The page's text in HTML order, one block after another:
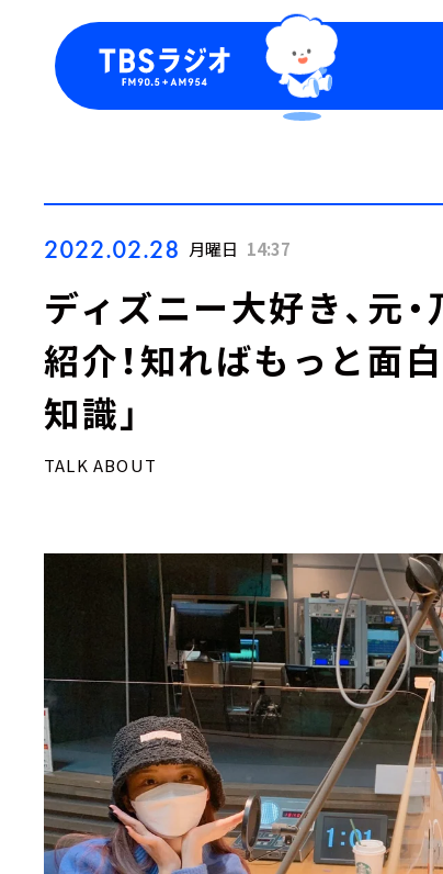
2022.02.28 月曜日 14:37
ディズニー大好き、元
紹介！知ればもっと面
知識」
TALK ABOUT